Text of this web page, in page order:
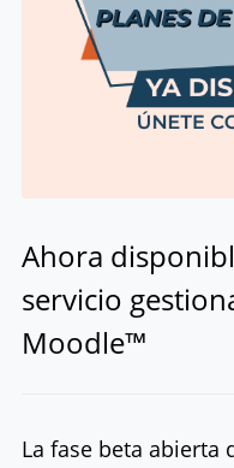
Ahora
servicio
Moodle™
La fase beta abierta